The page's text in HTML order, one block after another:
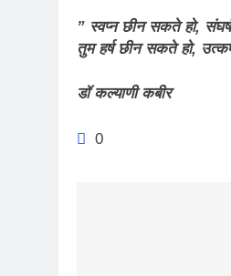
” स्वप्न छीन सकते हो,
तुम हर्ष छीन सकते हो,
डॉ कल्याणी कबीर
0